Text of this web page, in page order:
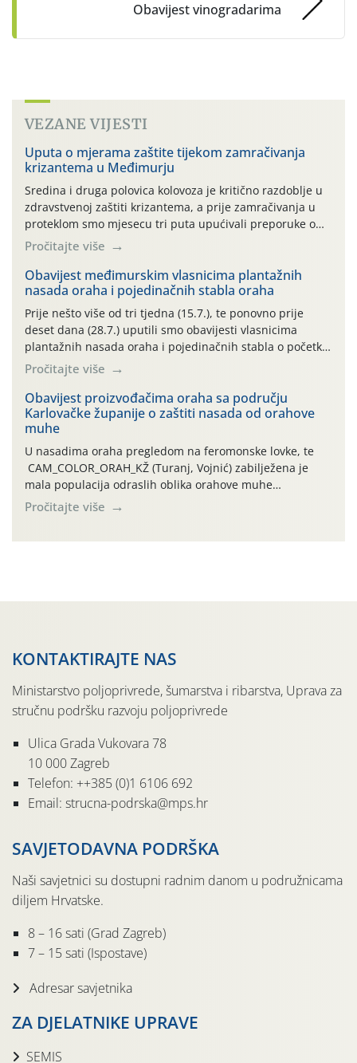
Obavijest vinogradarima
VEZANE VIJESTI
Uputa o mjerama zaštite tijekom zamračivanja
krizantema u Međimurju
Sredina i druga polovica kolovoza je kritično razdoblje u
zdravstvenoj zaštiti krizantema, a prije zamračivanja u
proteklom smo mjesecu tri puta upućivali preporuke o
preventivnim mjerama zaštite krizantema od najčešćih
uzročnika bolesti, štetnika i fito-fagnih grinja (23.7., 14.7.,
06.7.)! Na početku ovog mjeseca je zabilježeno je
povijesno i ekstremno vruće meteorološko razdoblje, uz
najviše temperature […]
Pročitajte više
Obavijest međimurskim vlasnicima plantažnih
nasada oraha i pojedinačnih stabla oraha
Prije nešto više od tri tjedna (15.7.), te ponovno prije
deset dana (28.7.) uputili smo obavijesti vlasnicima
plantažnih nasada oraha i pojedinačnih stabla o početku
leta i ovogodišnjoj potrebi usmjerenog suzbijanja
orahove muhe (Rhagoletis completa)! Već dvanaest dana
traje drugi ovogodišnji “toplinski udar”, koji naročito
izražen zadnja šest dana (31.7.-05.8.), jer najviše
temperature zraka svakodnevno […]
Pročitajte više
Obavijest proizvođačima oraha sa području
Karlovačke županije o zaštiti nasada od orahove
muhe
U nasadima oraha pregledom na feromonske lovke, te
CAM_COLOR_ORAH_KŽ (Turanj, Vojnić) zabilježena je
mala populacija odraslih oblika orahove muhe
(Rhagoletis completa). Niska brojnost može se objasniti
činjenicom da je riječ o mladim nasadima s vrlo malim
Pročitajte više
KONTAKTIRAJTE NAS
Ministarstvo poljoprivrede, šumarstva i ribarstva, Uprava za
stručnu podršku razvoju poljoprivrede
Ulica Grada Vukovara 78
10 000 Zagreb
Telefon: ++385 (0)1 6106 692
Email: strucna-podrska@mps.hr
SAVJETODAVNA PODRŠKA
Naši savjetnici su dostupni radnim danom u podružnicama
diljem Hrvatske.
8 – 16 sati (Grad Zagreb)
7 – 15 sati (Ispostave)
Adresar savjetnika
ZA DJELATNIKE UPRAVE
SEMIS